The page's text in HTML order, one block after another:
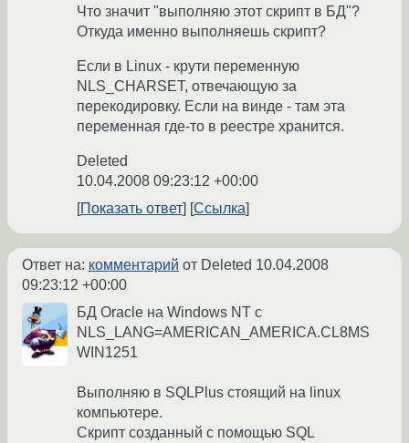
Что значит "выполняю этот скрипт в БД"?
Откуда именно выполняешь скрипт?
Если в Linux - крути переменную
NLS_CHARSET, отвечающую за
перекодировку. Если на винде - там эта
переменная где-то в реестре хранится.
Deleted
10.04.2008 09:23:12 +00:00
Показать ответ
Ссылка
Ответ на: комментарий от Deleted 10.04.2008
09:23:12 +00:00
БД Oracle на Windows NT c
NLS_LANG=AMERICAN_AMERICA.CL8MS
WIN1251
Выполняю в SQLPlus стоящий на linux
компьютере.
Скрипт созданный с помощью SQL